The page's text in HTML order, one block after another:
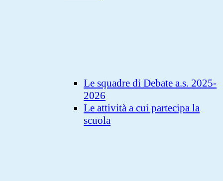
Le squadre di Debate a.s. 2025-
2026
Le attività a cui partecipa la
scuola